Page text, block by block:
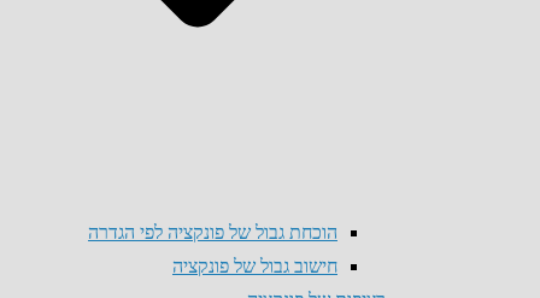
הוכחת גבול של פונקציה לפי הגדרה
חישוב גבול של פונקציה